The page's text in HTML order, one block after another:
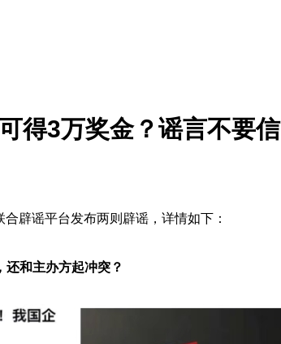
得3万奖金？谣言不要信
辟谣平台发布两则辟谣，详情如下：
还和主办方起冲突？